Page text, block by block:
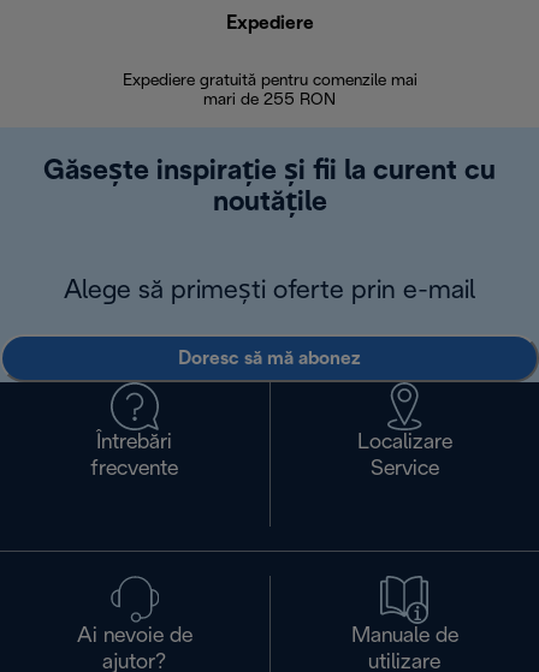
Expediere
Expediere gratuită pentru comenzile mai
mari de 255 RON
Găsește inspirație și fii la curent cu
noutățile
Alege să primești oferte prin e-mail
Doresc să mă abonez
Întrebări
frecvente
Localizare
Service
Ai nevoie de
ajutor?
Manuale de
utilizare